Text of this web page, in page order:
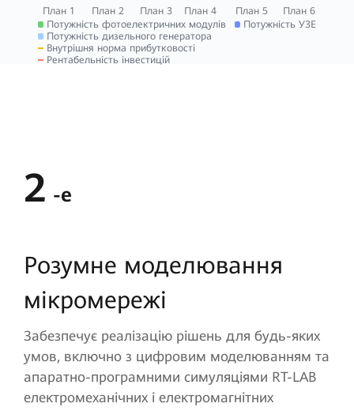
План 1 План 2 План 3 План 4 План 5
План 6
Потужність фотоелектричних модулів
Потужність УЗЕ
Потужність дизельного генератора
Внутрішня норма прибутковості
Рентабельність інвестицій
2 -е
Розумне моделювання
мікромережі
Забезпечує реалізацію рішень для будь-яких
умов, включно з цифровим моделюванням та
апаратно-програмними симуляціями RT-LAB
електромеханічних і електромагнітних